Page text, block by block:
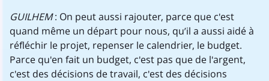
GUILHEM: On peut aussi rajouter, parce que c'est
quand même un départ pour nous, qu’il a aussi aidé à
réfléchir le projet, repenser le calendrier, le budget.
Parce qu'en fait un budget, c'est pas que de l'argent,
c'est des décisions de travail, c'est des décisions